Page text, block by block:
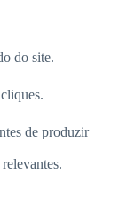
do site.
de produzir